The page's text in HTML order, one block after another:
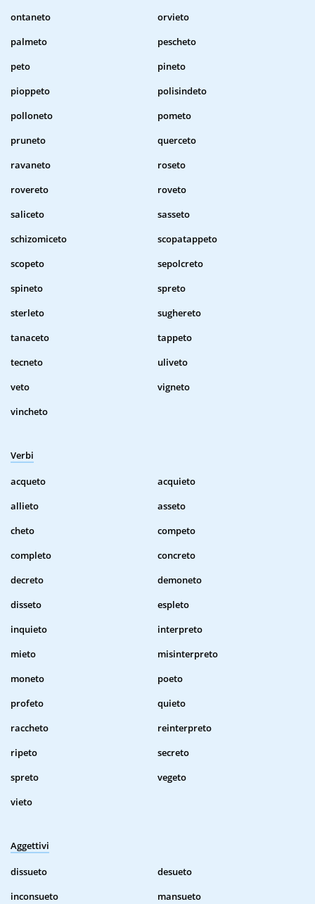
ontaneto
orvieto
palmeto
pescheto
peto
pineto
pioppeto
polisindeto
polloneto
pometo
pruneto
querceto
ravaneto
roseto
rovereto
roveto
saliceto
sasseto
schizomiceto
scopatappeto
scopeto
sepolcreto
spineto
spreto
sterleto
sughereto
tanaceto
tappeto
tecneto
uliveto
veto
vigneto
vincheto
Verbi
acqueto
acquieto
allieto
asseto
cheto
competo
completo
concreto
decreto
demoneto
disseto
espleto
inquieto
interpreto
mieto
misinterpreto
moneto
poeto
profeto
quieto
raccheto
reinterpreto
ripeto
secreto
spreto
vegeto
vieto
Aggettivi
dissueto
desueto
inconsueto
mansueto